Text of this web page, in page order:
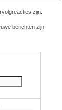
zijn.
berichten zijn.